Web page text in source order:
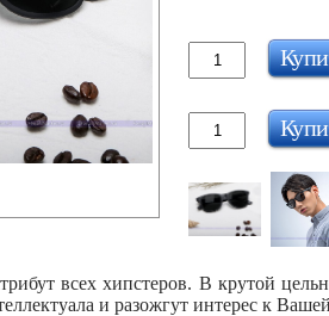
всех хипстеров. В крутой
и разожгут интерес к